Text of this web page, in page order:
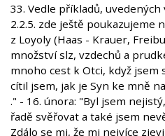
33. Vedle příkladů, uvedených
2.2.5. zde ještě poukazujeme
z Loyoly (Haas - Krauer,
množství slz, vzdechů a
mnoho cest k Otci, když jsem
cítil jsem, jak je Syn ke mně
." - 16. února: "Byl jsem
řadě svěřovat a také jsem
Zdálo se mi, že mi nejvíce